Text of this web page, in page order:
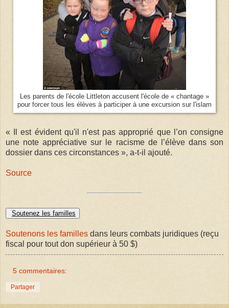
Les parents de l'école Littleton accusent l'école de « chantage »
pour forcer tous les élèves à participer à une excursion sur l'islam
« Il est évident qu'il n'est pas approprié que l’on consigne
une note appréciative sur le racisme de l’élève dans son
dossier dans ces circonstances », a-t-il ajouté.
Source
Soutenez les familles
Soutenons les familles dans leurs combats juridiques (reçu
fiscal pour tout don supérieur à 50 $)
5 commentaires:
Partager